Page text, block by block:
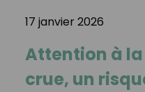
17 janvier 2026
Attention à
crue, un